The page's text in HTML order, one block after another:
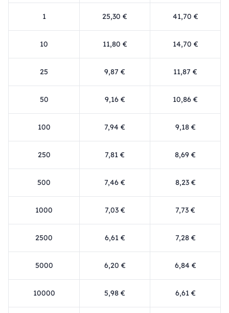
1 25,30 € 41,70 €
10 11,80 € 14,70 €
25 9,87 € 11,87 €
50 9,16 € 10,86 €
100 7,94 € 9,18 €
250 7,81 € 8,69 €
500 7,46 € 8,23 €
1000 7,03 € 7,73 €
2500 6,61 € 7,28 €
5000 6,20 € 6,84 €
10000 5,98 € 6,61 €